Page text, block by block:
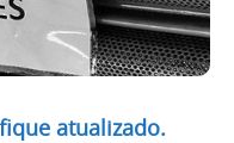
atualizado.